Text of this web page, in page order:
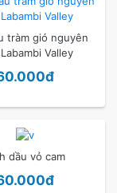
tràm gió nguyên
Valley
dầu vỏ cam